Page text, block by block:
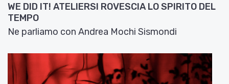
WE DID IT! ATELIERSI ROVESCIA LO SPIRITO DEL
TEMPO
Ne parliamo con Andrea Mochi Sismondi